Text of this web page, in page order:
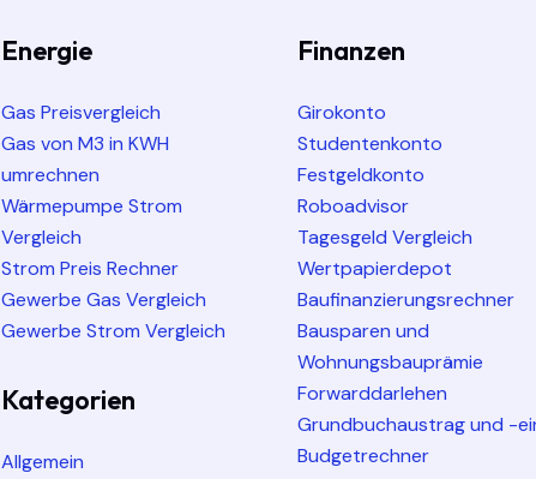
Energie
Gas Preisvergleich
Gas von M3 in KWH
umrechnen
Wärmepumpe Strom
Vergleich
Strom Preis Rechner
Gewerbe Gas Vergleich
Gewerbe Strom Vergleich
Kategorien
Allgemein
Finanzen
Girokonto
Studentenkonto
Festgeldkonto
Roboadvisor
Tagesgeld Vergleich
Wertpapierdepot
Baufinanzierungsrechner
Bausparen und
Wohnungsbauprämie
Forwarddarlehen
Grundbuchaustrag und -
Budgetrechner